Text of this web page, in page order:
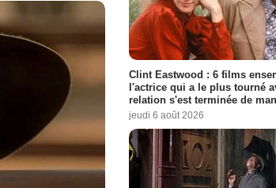
Clint Eastwood : 6 films
l'actrice qui a le plus tourné
relation s'est terminée de
jeudi 6 août 2026